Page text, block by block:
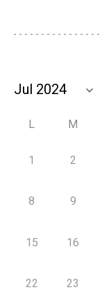
L M
1 2
8 9
15 16
22 23